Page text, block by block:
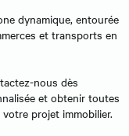
dynamique, entourée
et transports en
nous dès
et obtenir toutes
projet immobilier.